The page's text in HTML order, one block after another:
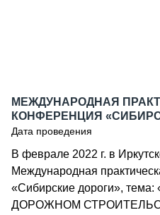
МЕЖДУНАРОДНАЯ
КОНФЕРЕНЦИЯ
Дата проведения
В феврале 2022 г. в
Международная
«Сибирские дороги»,
ДОРОЖНОМ